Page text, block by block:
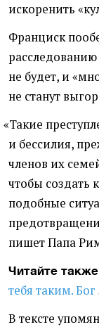
искоренить «
Франциск
не будет, и
не станут
«Такие
и бессилия,
членов их
чтобы создать
подобные
пишет Папа
Читайте
тебя таким.
В тексте